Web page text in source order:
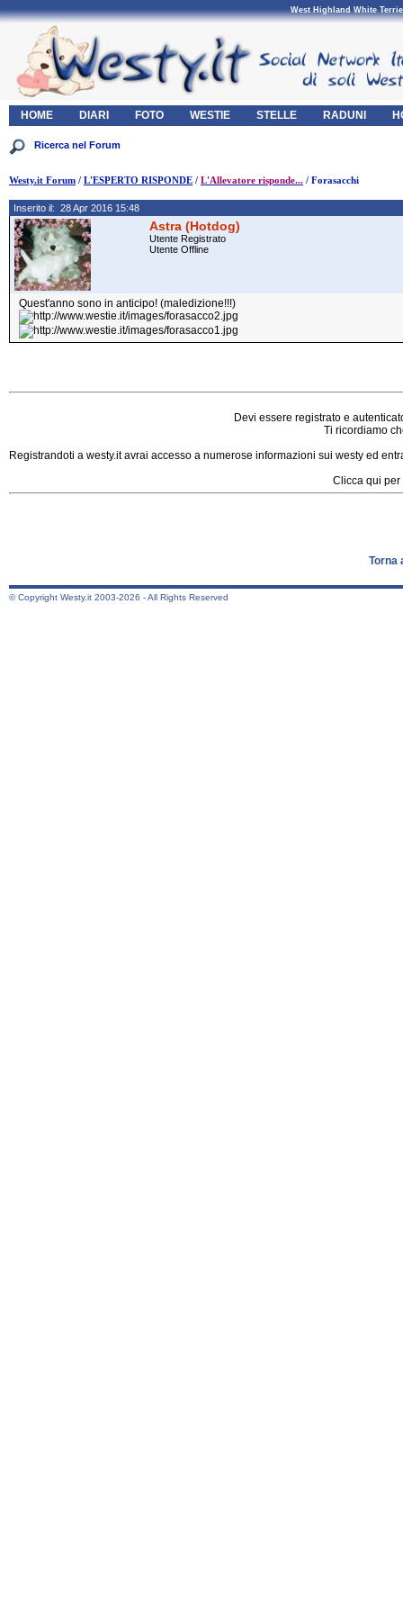
West Highland White
HOME DIARI FOTO WESTIE STELLE RADUNI
Westy.it Forum / L'ESPERTO RISPONDE / L'Allevatore risponde... / Forasacchi
Inserito il: 28 Apr 2016 15:48
Astra (Hotdog)
Utente Registrato
Utente Offline
Quest'anno sono in anticipo! (maledizione!!!)
Devi essere registrato e
Ti ricordiamo
Registrandoti a westy.it avrai accesso a numerose informazioni sui westy ed
Clicca qui
Torna
© Copyright Westy.it 2003-2026 - All Rights Reserved